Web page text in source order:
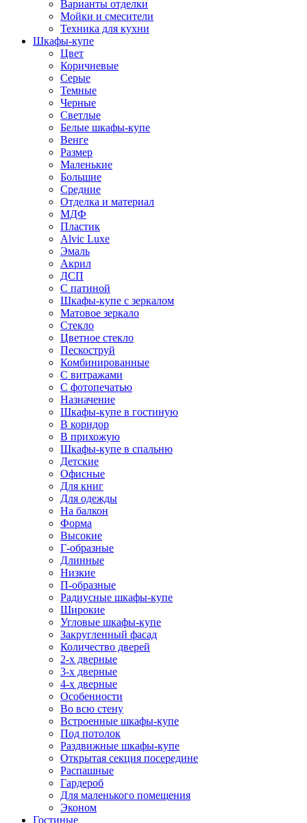
Варианты отделки
Мойки и смесители
Техника для кухни
Шкафы-купе
Цвет
Коричневые
Серые
Темные
Черные
Светлые
Белые шкафы-купе
Венге
Размер
Маленькие
Большие
Средние
Отделка и материал
МДФ
Пластик
Alvic Luxe
Эмаль
Акрил
ДСП
С патиной
Шкафы-купе с зеркалом
Матовое зеркало
Стекло
Цветное стекло
Пескоструй
Комбинированные
С витражами
С фотопечатью
Назначение
Шкафы-купе в гостиную
В коридор
В прихожую
Шкафы-купе в спальню
Детские
Офисные
Для книг
Для одежды
На балкон
Форма
Высокие
Г-образные
Длинные
Низкие
П-образные
Радиусные шкафы-купе
Широкие
Угловые шкафы-купе
Закругленный фасад
Количество дверей
2-х дверные
3-х дверные
4-х дверные
Особенности
Во всю стену
Встроенные шкафы-купе
Под потолок
Раздвижные шкафы-купе
Открытая секция посередине
Распашные
Гардероб
Для маленького помещения
Эконом
Гостиные